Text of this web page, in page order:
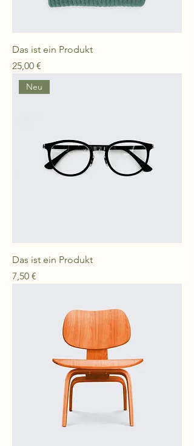
Das ist ein Produkt
Preis
25,00 €
Neu
Das ist ein Produkt
Preis
7,50 €